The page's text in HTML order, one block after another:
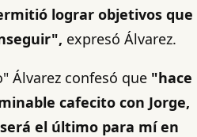
lograr objetivos que
expresó Álvarez.
Álvarez confesó que "hace
cafecito con Jorge,
el último para mí en